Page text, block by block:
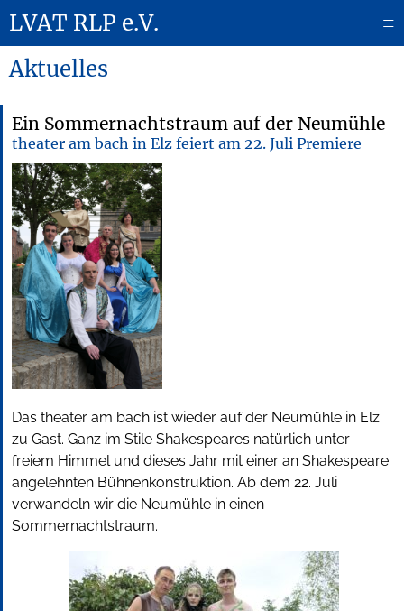
LVAT RLP e.V.
≡
Aktuelles
Ein Sommernachtstraum auf der Neumühle
theater am bach in Elz feiert am 22. Juli Premiere
Das theater am bach ist wieder auf der Neumühle in Elz
zu Gast. Ganz im Stile Shakespeares natürlich unter
freiem Himmel und dieses Jahr mit einer an Shakespeare
angelehnten Bühnenkonstruktion. Ab dem 22. Juli
verwandeln wir die Neumühle in einen
Sommernachtstraum.